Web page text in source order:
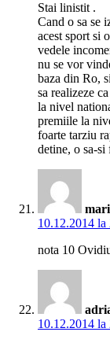
Stai linistit .
Cand o sa se
acest sport si
vedele
nu se vor
baza din Ro,
sa realizeze
la nivel
premiile la
foarte tarziu
detine, o sa-
10.12.2014 la
nota 10
10.12.2014 la